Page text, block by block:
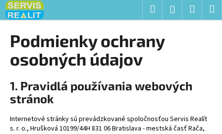
Prejsť
na
obsah
Hľadať Prihlásenie
Podmienky ochrany
osobných údajov
1. Pravidlá používania webových
stránok
Internetové stránky sú prevádzkované spoločnosťou Servis Realít
s. r. o., Hrušková 10199/44H 831 06 Bratislava - mestská časť Rača,
K
o
Č
o
p
o
t
r